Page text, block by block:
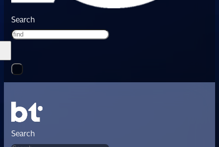
Search
Search